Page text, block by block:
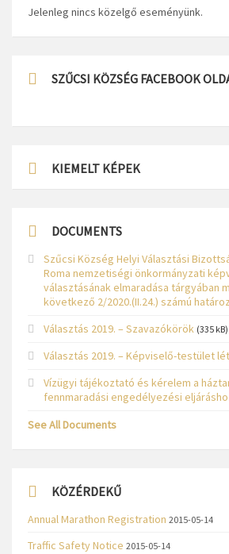
Jelenleg nincs közelgő eseményünk.
SZŰCSI KÖZSÉG FACEBOOK
KIEMELT KÉPEK
DOCUMENTS
Szűcsi Község Helyi Választási
Roma nemzetiségi önkormányzati
választásának elmaradása tárgyában
következő 2/2020.(II.24.) számú
Választás 2019. – Szavazókörök (335 kB)
Választás 2019. – Képviselő-testület
Vízügyi tájékoztató és kérelem a
fennmaradási engedélyezési
See All Documents
KÖZÉRDEKŰ
Annual Marathon Registration 2015-05-14
Traffic Safety Notice 2015-05-14